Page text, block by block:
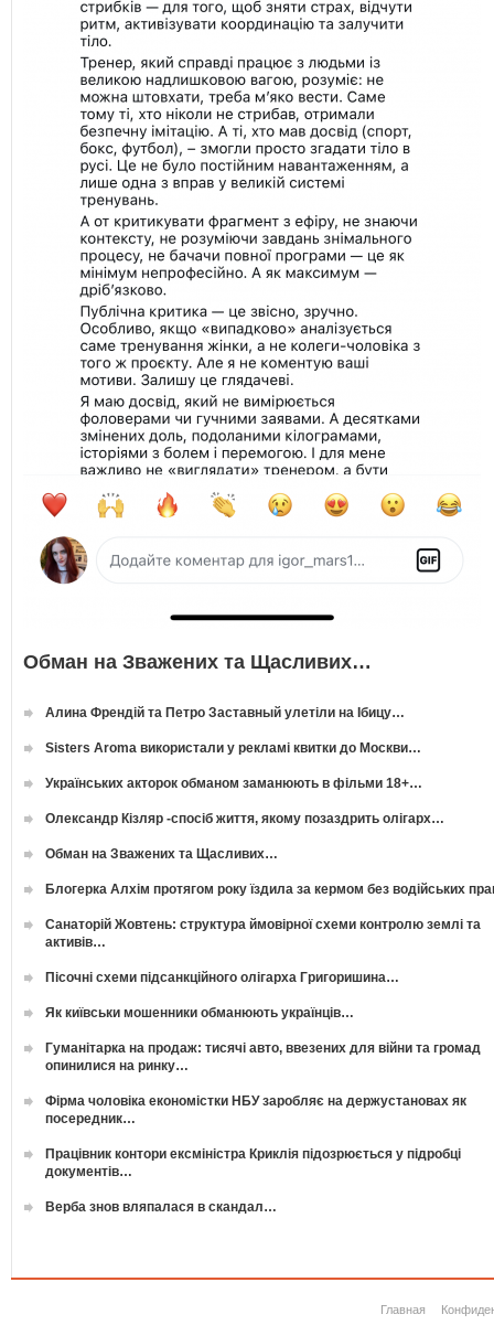
Обман на Зважених та Щасливих…
Алина Френдій та Петро Заставный улетіли на Ібицу…
Sisters Aroma використали у рекламі квитки до Москви…
Українських акторок обманом заманюють в фільми 18+…
Олександр Кізляр -спосіб життя, якому позаздрить олігарх…
Обман на Зважених та Щасливих…
Блогерка Алхім протягом року їздила за кермом без водійських
Санаторій Жовтень: структура ймовірної схеми контролю землі та
активів…
Пісочні схеми підсанкційного олігарха Григоришина…
Як київськи мошенники обманюють українців…
Гуманітарка на продаж: тисячі авто, ввезених для війни та громад
опинилися на ринку…
Фірма чоловіка економістки НБУ заробляє на держустановах як
посередник…
Працівник контори ексміністра Криклія підозрюється у підробці
документів…
Верба знов вляпалася в скандал…
Главная